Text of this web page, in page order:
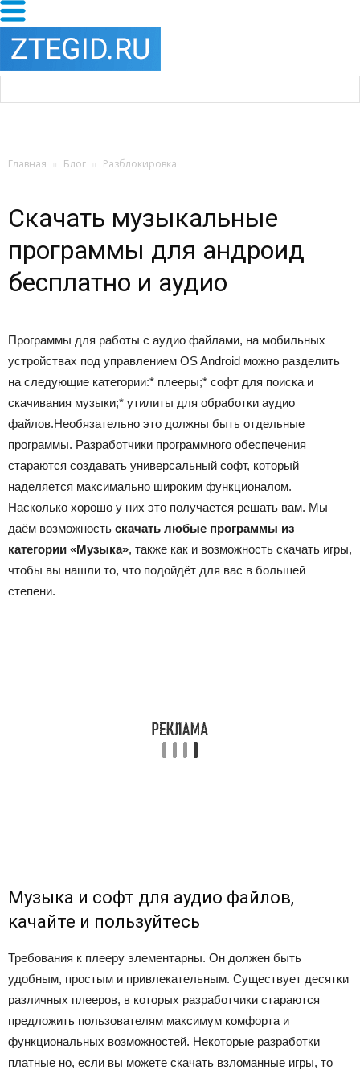
Главная Блог Разблокировка
Скачать музыкальные
программы для андроид
бесплатно и аудио
Программы для работы с аудио файлами, на мобильных
устройствах под управлением OS Android можно разделить
на следующие категории:* плееры;* софт для поиска и
скачивания музыки;* утилиты для обработки аудио
файлов.Необязательно это должны быть отдельные
программы. Разработчики программного обеспечения
стараются создавать универсальный софт, который
наделяется максимально широким функционалом.
Насколько хорошо у них это получается решать вам. Мы
даём возможность скачать любые программы из
категории «Музыка», также как и возможность скачать игры,
чтобы вы нашли то, что подойдёт для вас в большей
степени.
Музыка и софт для аудио файлов,
качайте и пользуйтесь
Требования к плееру элементарны. Он должен быть
удобным, простым и привлекательным. Существует десятки
различных плееров, в которых разработчики стараются
предложить пользователям максимум комфорта и
функциональных возможностей. Некоторые разработки
платные но, если вы можете скачать взломанные игры, то